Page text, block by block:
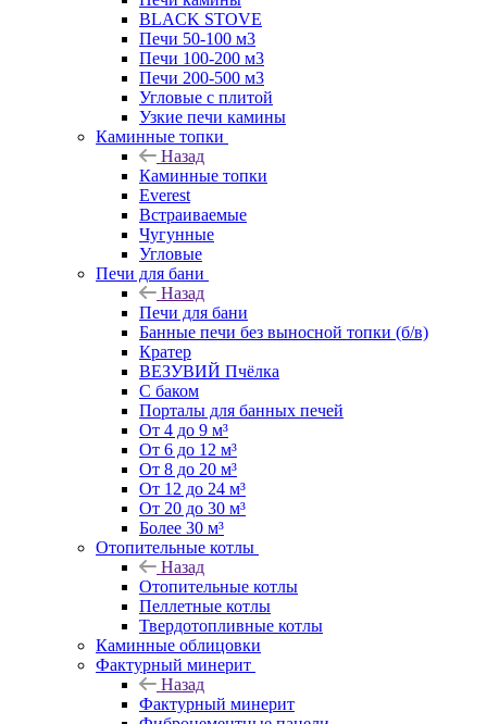
BLACK STOVE
Печи 50-100 м3
Печи 100-200 м3
Печи 200-500 м3
Угловые с плитой
Узкие печи камины
Каминные топки
Назад
Каминные топки
Everest
Встраиваемые
Чугунные
Угловые
Печи для бани
Назад
Печи для бани
Банные печи без выносной топки (б/в)
Кратер
ВЕЗУВИЙ Пчёлка
С баком
Порталы для банных печей
От 4 до 9 м³
От 6 до 12 м³
От 8 до 20 м³
От 12 до 24 м³
От 20 до 30 м³
Более 30 м³
Отопительные котлы
Назад
Отопительные котлы
Пеллетные котлы
Твердотопливные котлы
Каминные облицовки
Фактурный минерит
Назад
Фактурный минерит